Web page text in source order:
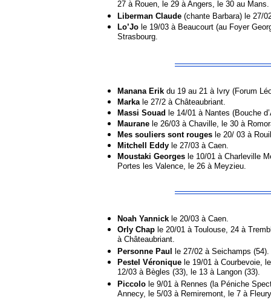
27 à Rouen, le 29 à Angers, le 30 au Mans.
Liberman Claude (chante Barbara) le 27/
Lo’Jo le 19/03 à Beaucourt (au Foyer
Strasbourg.
Manana Erik du 19 au 21 à Ivry (Forum
Marka le 27/2 à Châteaubriant.
Massi Souad le 14/01 à Nantes (Bouche
Maurane le 26/03 à Chaville, le 30 à
Mes souliers sont rouges le 20/ 03 à
Mitchell Eddy le 27/03 à Caen.
Moustaki Georges le 10/01 à Charleville
Portes les Valence, le 26 à Meyzieu.
Noah Yannick le 20/03 à Caen.
Orly Chap le 20/01 à Toulouse, 24 à
à Châteaubriant.
Personne Paul
le 27/02 à Seichamps (54).
Pestel Véronique le 19/01 à Courbevoie,
12/03 à Bègles (33), le 13 à Langon (33).
Piccolo le 9/01 à Rennes (la Péniche
Annecy, le 5/03 à Remiremont, le 7 à